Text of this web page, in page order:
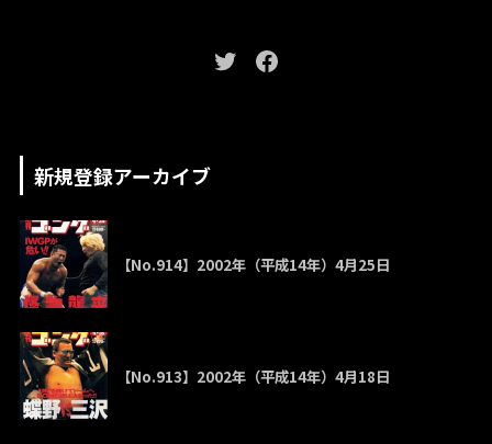
新規登録アーカイブ
【No.914】2002年（平成14年）4月25日
【No.913】2002年（平成14年）4月18日